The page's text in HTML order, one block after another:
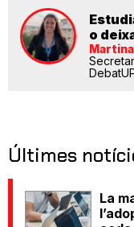
o
Últimes
La